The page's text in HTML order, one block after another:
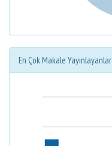
En Çok Makale Yayınlayanlar